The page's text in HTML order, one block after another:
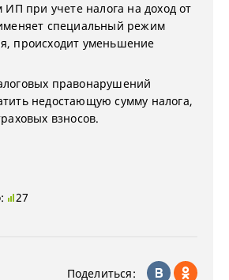
при учете налога на доход от
специальный режим
происходит уменьшение
правонарушений
недостающую сумму налога,
взносов.
27
Поделиться: